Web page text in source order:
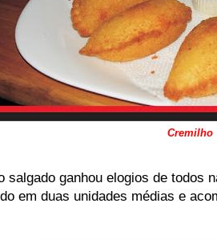
Cremilho
salgado ganhou elogios de todos
em duas unidades médias e